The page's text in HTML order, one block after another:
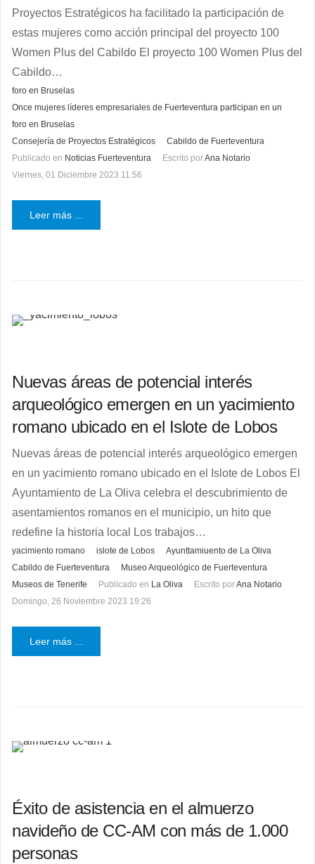
Proyectos Estratégicos ha facilitado la participación de
estas mujeres como acción principal del proyecto 100
Women Plus del Cabildo El proyecto 100 Women Plus del
Cabildo…
foro en Bruselas
Once mujeres líderes empresariales de Fuerteventura participan en un
foro en Bruselas
Consejería de Proyectos Estratégicos
Cabildo de Fuerteventura
Publicado en Noticias Fuerteventura Escrito porAna Notario
Viernes, 01 Diciembre 2023 11:56
Leer más ...
Nuevas áreas de potencial interés
arqueológico emergen en un yacimiento
romano ubicado en el Islote de Lobos
Nuevas áreas de potencial interés arqueológico emergen
en un yacimiento romano ubicado en el Islote de Lobos El
Ayuntamiento de La Oliva celebra el descubrimiento de
asentamientos romanos en el municipio, un hito que
redefine la historia local Los trabajos…
yacimiento romano islote de Lobos
Ayunttamiuento de La Oliva
Cabildo de Fuerteventura
Museo Arqueológico de Fuerteventura
Museos de Tenerife
Publicado en La Oliva Escrito porAna Notario
Domingo, 26 Noviembre 2023 19:26
Leer más ...
Éxito de asistencia en el almuerzo
navideño de CC-AM con más de 1.000
personas